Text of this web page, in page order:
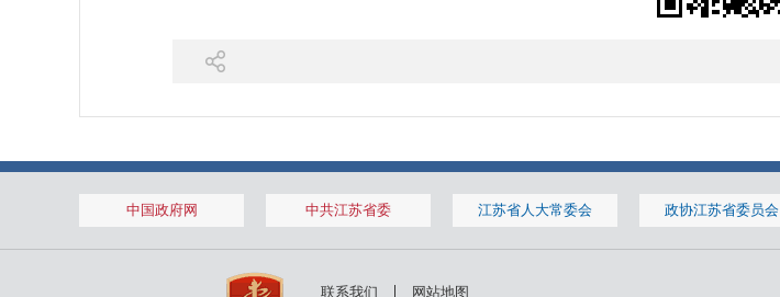
中国政府网 中共江苏省委 江苏省人大常委会 政协江苏省委员会
联系我们 网站地图